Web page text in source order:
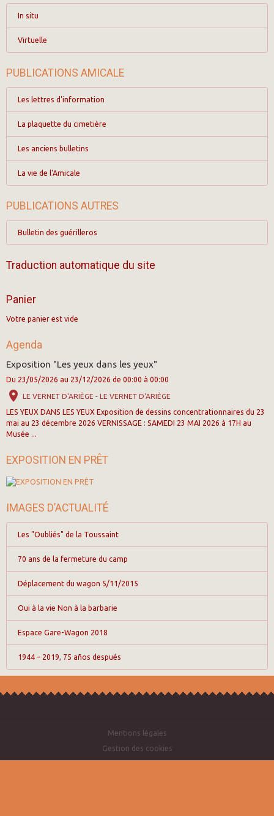
In situ
Virtuelle
PUBLICATIONS AMICALE
Les lettres d'information
La plaquette du cimetière
Les anciens bulletins
La vie de l'Amicale
PUBLICATIONS AUTRES
Bulletin des guérilleros
Traduction automatique du site
Panier
Votre panier est vide
Agenda
Exposition "Les yeux dans les yeux"
Du 23/05/2026 au 23/12/2026 de 00:00 à 00:00
LE VERNET D'ARIÈGE - LE VERNET D'ARIÈGE
LES YEUX DANS LES YEUX Exposition de dessins concentrationnaires du 23
mai au 23 décembre 2026 VERNISSAGE : SAMEDI 23 MAI 2026 à 17H au
Musée ...
EXPOSITION EN PRÊT
IMAGES D’ACTUALITÉ
Les "Oubliés" de la Toussaint
70 ans de la fermeture du camp
Déplacement du wagon 5/11/2015
Oui à la vie Non à la barbarie
Espace Gare-Wagon 2018
1944 – 2019, 75 años después
Mentions légales
Gestion des cookies